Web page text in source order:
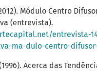
Módulo Centro
(entrevista).
entrevista-
ma-dulo-centro-
Acerca das